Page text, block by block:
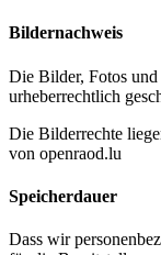
Bildernachweis
Die Bilder, Fotos und
urheberrechtlich
Die Bilderrechte
von openraod.lu
Speicherdauer
Dass wir